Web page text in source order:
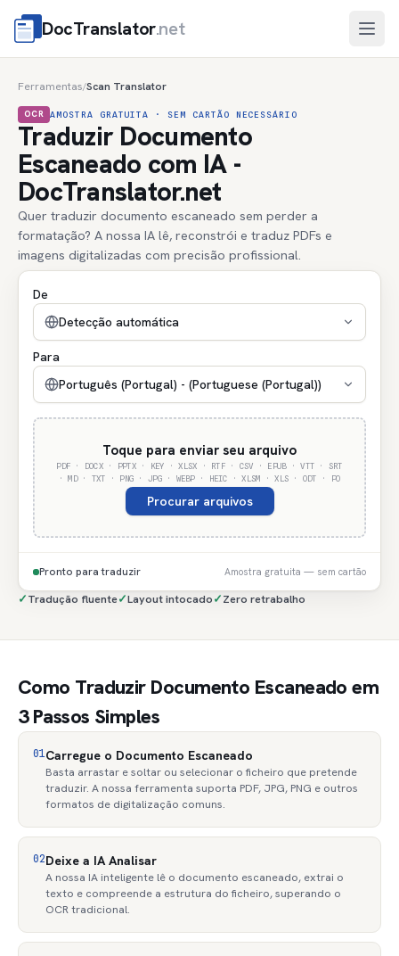
DocTranslator.net Abrir
Ferramentas/Scan Translator
OCR AMOSTRA GRATUITA · SEM CARTÃO NECESSÁRIO
Traduzir Documento
Escaneado com IA -
DocTranslator.net
Quer traduzir documento escaneado sem perder a
formatação? A nossa IA lê, reconstrói e traduz PDFs e
imagens digitalizadas com precisão profissional.
De
Detecção automática
Para
Português (Portugal) - (Portuguese (Portugal))
Toque para enviar seu arquivo
PDF · DOCX · PPTX · KEY · XLSX · RTF · CSV · EPUB · VTT · SRT
· MD · TXT · PNG · JPG · WEBP · HEIC · XLSM · XLS · ODT · PO
Procurar arquivos
Pronto para traduzir Amostra gratuita — sem cartão
✓Tradução fluente✓Layout intocado✓Zero retrabalho
Como Traduzir Documento Escaneado em
3 Passos Simples
01Carregue o Documento Escaneado
Basta arrastar e soltar ou selecionar o ficheiro que pretende
traduzir. A nossa ferramenta suporta PDF, JPG, PNG e outros
formatos de digitalização comuns.
02Deixe a IA Analisar
A nossa IA inteligente lê o documento escaneado, extrai o
texto e compreende a estrutura do ficheiro, superando o
OCR tradicional.